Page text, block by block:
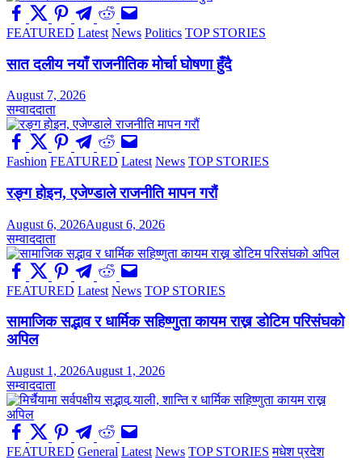
चन्देश्वर
सदा
संग
मुस्हर
समुदायवारे
FEATURED Latest News Politics TOP STORIES
सात दलीय नयाँ राजनीतिक मोर्चा घोषणा हुँदै
August 7, 2026
सम्वाददाता
Fashion FEATURED Latest News TOP STORIES
रङ्ग होइन, एजेण्डाले राजनीति मापन गरौं
August 6, 2026August 6, 2026
सम्वाददाता
FEATURED Latest News TOP STORIES
सामाजिक सद्भाव र धार्मिक सहिष्णुता कायम राख्न डोटिम परिसंघको
अपिल
August 1, 2026August 1, 2026
सम्वाददाता
FEATURED General Latest News TOP STORIES मधेश प्रदेश